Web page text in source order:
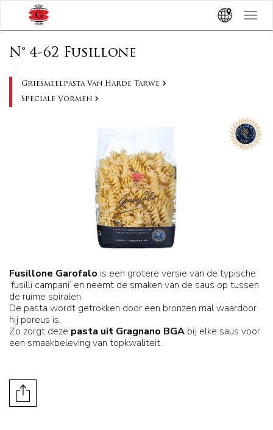
Toggle
N° 4-62 Fusillone
Griesmeelpasta Van Harde Tarwe
Speciale Vormen
Fusillone Garofalo is een grotere versie van de typische
‘fusilli campani’ en neemt de smaken van de saus op tussen
de ruime spiralen.
De pasta wordt getrokken door een bronzen mal waardoor
hij poreus is.
Zo zorgt deze pasta uit Gragnano BGA bij elke saus voor
een smaakbeleving van topkwaliteit.